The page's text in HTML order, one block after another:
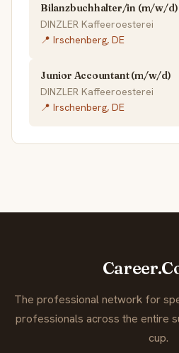
Bilanzbuchhalter/in (m/w/d)
DINZLER Kaffeeroesterei
📍 Irschenberg, DE
Junior Accountant (m/w/d)
DINZLER Kaffeeroesterei
📍 Irschenberg, DE
The professional network for
professionals across the entire
cup.